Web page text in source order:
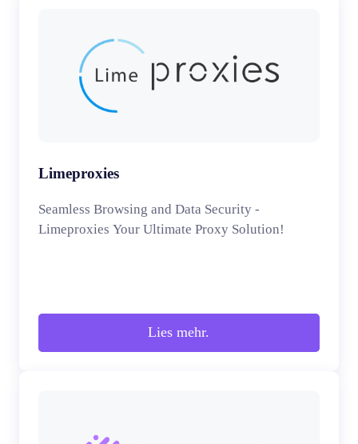
Limeproxies
Seamless Browsing and Data Security -
Limeproxies Your Ultimate Proxy Solution!
Lies mehr.